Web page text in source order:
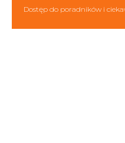
Dostęp do poradników i